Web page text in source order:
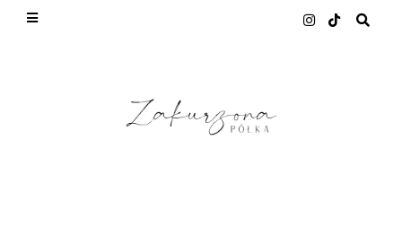
This site uses cookies from Google to deliver its
quality of service, generate usage statistics, and
to detect and address abuse.
LEARN MORE